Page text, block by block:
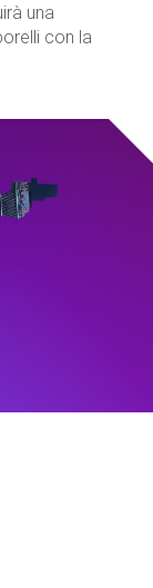
una
con la